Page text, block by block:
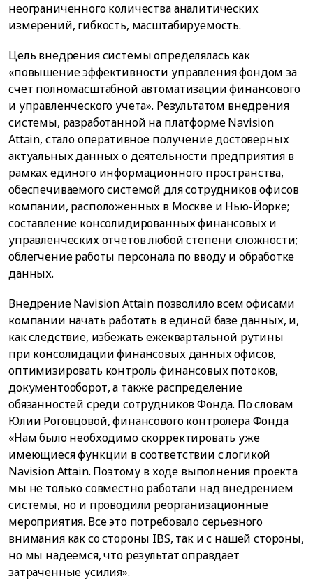
неограниченного количества аналитических
измерений, гибкость, масштабируемость.
Цель внедрения системы определялась как
«повышение эффективности управления фондом за
счет полномасштабной автоматизации финансового
и управленческого учета». Результатом внедрения
системы, разработанной на платформе Navision
Attain, стало оперативное получение достоверных
актуальных данных о деятельности предприятия в
рамках единого информационного пространства,
обеспечиваемого системой для сотрудников офисов
компании, расположенных в Москве и Нью-Йорке;
составление консолидированных финансовых и
управленческих отчетов любой степени сложности;
облегчение работы персонала по вводу и обработке
данных.
Внедрение Navision Attain позволило всем офисами
компании начать работать в единой базе данных, и,
как следствие, избежать ежеквартальной рутины
при консолидации финансовых данных офисов,
оптимизировать контроль финансовых потоков,
документооборот, а также распределение
обязанностей среди сотрудников Фонда. По словам
Юлии Роговцовой, финансового контролера Фонда
«Нам было необходимо скорректировать уже
имеющиеся функции в соответствии с логикой
Navision Attain. Поэтому в ходе выполнения проекта
мы не только совместно работали над внедрением
системы, но и проводили реорганизационные
мероприятия. Все это потребовало серьезного
внимания как со стороны IBS, так и с нашей стороны,
но мы надеемся, что результат оправдает
затраченные усилия».